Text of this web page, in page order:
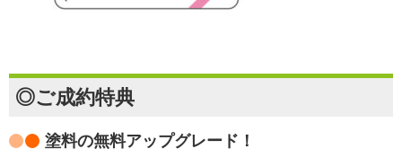
◎ご成約特典
塗料の無料アップグレード！